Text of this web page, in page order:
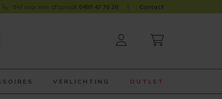
Bel voor een afspraak 0499 47 70 28 Contact
VERLICHTING OUTLET